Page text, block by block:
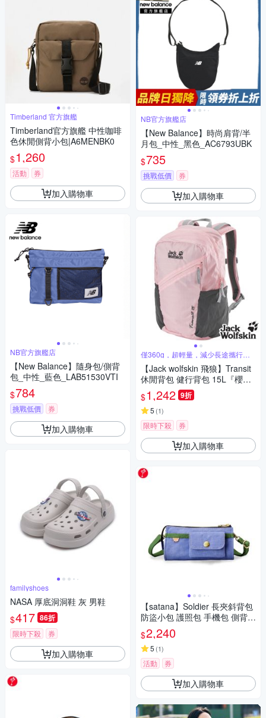
Timberland 官方旗艦
Timberland官方旗艦 中性咖啡
色休閒側背小包|A6MENBK0
$1,260
活動 券
加入購物車
NB官方旗艦店
【New Balance】隨身包/側背
包_中性_藍色_LAB51530VTI
$784
挑戰低價 券
加入購物車
familyshoes
NASA 厚底洞洞鞋 灰 男鞋
$417 86折
限時下殺 券
加入購物車
NB官方旗艦店
【New Balance】時尚肩背/半
月包_中性_黑色_AC6793UBK
$735
挑戰低價 券
加入購物車
僅360g，超輕量，減少長途攜行負
擔
【Jack wolfskin 飛狼】Transit
休閒背包 健行背包 15L『櫻花
粉』
$1,242 9折
5 (1)
限時下殺 券
加入購物車
【satana】Soldier 長夾斜背包
防盜小包 護照包 手機包 側背包
6.7吋手機 台灣製 SOS2551 -
長春花藍
$2,240
5 (1)
活動 券
加入購物車